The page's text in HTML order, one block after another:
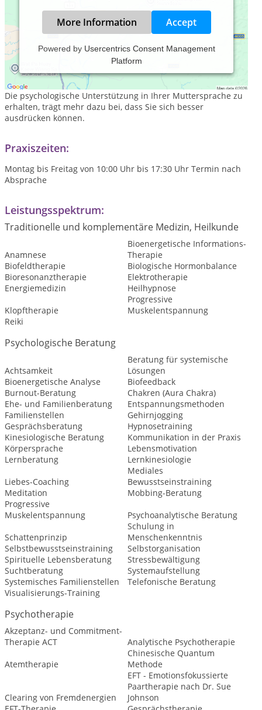
More Information Accept
Powered by Usercentrics Consent Management
Platform
Ein Therapeut in Deutschland, der auf Türkisch spricht und
psychologische Unterstützung in dieser Sprache bietet.
Die psychologische Unterstützung in Ihrer Muttersprache zu
erhalten, trägt mehr dazu bei, dass Sie sich besser
ausdrücken können.
Praxiszeiten:
Montag bis Freitag von 10:00 Uhr bis 17:30 Uhr Termin nach
Absprache
Leistungsspektrum:
Traditionelle und komplementäre Medizin, Heilkunde
Anamnese
Bioenergetische Informations-
Therapie
Biofeldtherapie
Biologische Hormonbalance
Bioresonanztherapie
Elektrotherapie
Energiemedizin
Heilhypnose
Klopftherapie
Progressive
Muskelentspannung
Reiki
Psychologische Beratung
Achtsamkeit
Beratung für systemische
Lösungen
Bioenergetische Analyse
Biofeedback
Burnout-Beratung
Chakren (Aura Chakra)
Ehe- und Familienberatung
Entspannungsmethoden
Familienstellen
Gehirnjogging
Gesprächsberatung
Hypnosetraining
Kinesiologische Beratung
Kommunikation in der Praxis
Körpersprache
Lebensmotivation
Lernberatung
Lernkinesiologie
Liebes-Coaching
Mediales
Bewusstseinstraining
Meditation
Mobbing-Beratung
Progressive
Muskelentspannung
Psychoanalytische Beratung
Schattenprinzip
Schulung in
Menschenkenntnis
Selbstbewusstseinstraining
Selbstorganisation
Spirituelle Lebensberatung
Stressbewältigung
Suchtberatung
Systemaufstellung
Systemisches Familienstellen
Telefonische Beratung
Visualisierungs-Training
Psychotherapie
Akzeptanz- und Commitment-
Therapie ACT
Analytische Psychotherapie
Atemtherapie
Chinesische Quantum
Methode
Clearing von Fremdenergien
EFT - Emotionsfokussierte
Paartherapie nach Dr. Sue
Johnson